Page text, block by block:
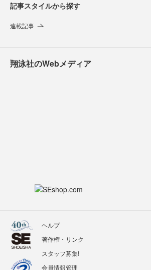
記事スタイルから探す
連載記事
翔泳社のWebメディア
ヘルプ
著作権・リンク
スタッフ募集!
会員情報管理